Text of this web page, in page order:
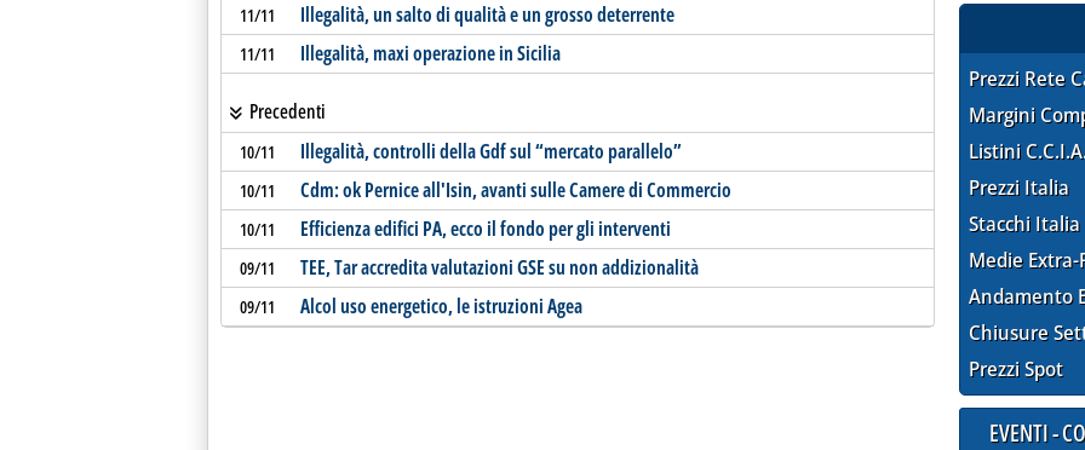
11/11 Illegalità, un salto di qualità e un grosso deterrente
11/11 Illegalità, maxi operazione in Sicilia
Precedenti
10/11 Illegalità, controlli della Gdf sul “mercato parallelo”
10/11 Cdm: ok Pernice all'Isin, avanti sulle Camere di Commercio
10/11 Efficienza edifici PA, ecco il fondo per gli interventi
09/11 TEE, Tar accredita valutazioni GSE su non addizionalità
09/11 Alcol uso energetico, le istruzioni Agea
Prezzi Rete
Margini
Listini
Prezzi Italia
Stacchi Italia
Medie Extra-
Andamento
Chiusure
Prezzi Spot
EVENTI -